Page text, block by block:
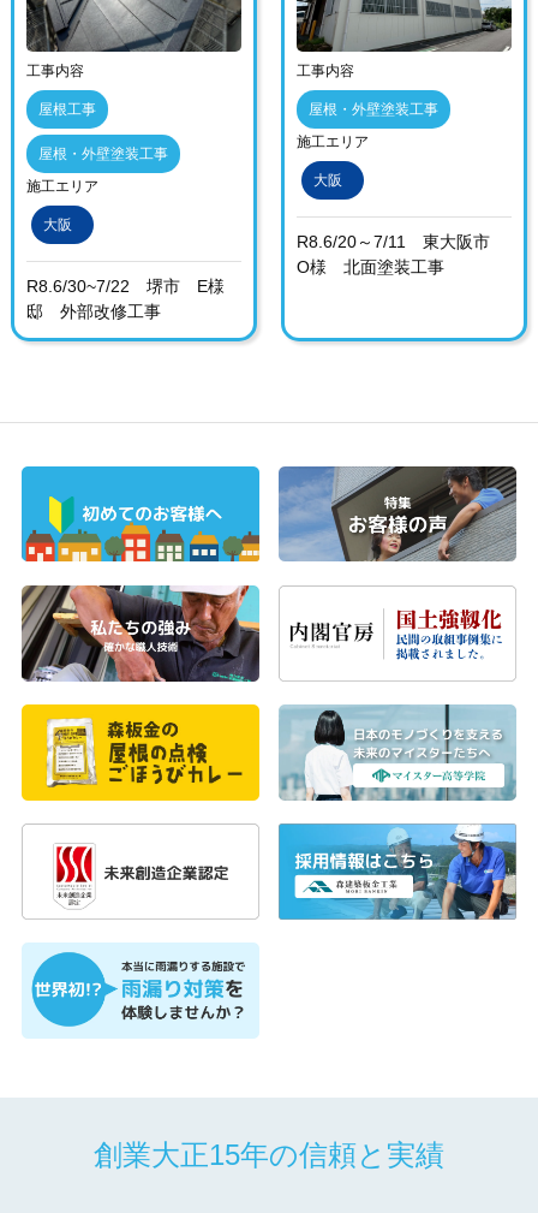
工事内容
屋根工事
屋根・外壁塗装工事
施工エリア
大阪
R8.6/30~7/22 堺市 E様
邸 外部改修工事
工事内容
屋根・外壁塗装工事
施工エリア
大阪
R8.6/20～7/11 東大阪市
O様 北面塗装工事
創業大正15年の信頼と実績